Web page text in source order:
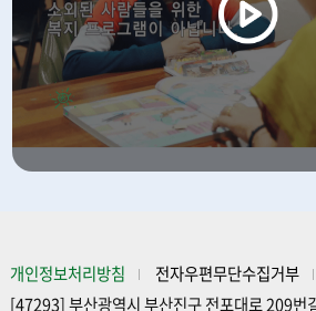
개인정보처리방침 전자우편무단수집거부
[47293] 부산광역시 부산진구 전포대로 209번